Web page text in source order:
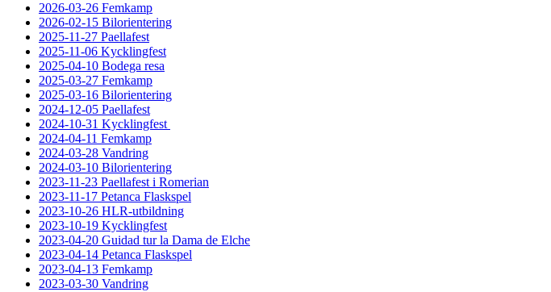
2026-03-26 Femkamp
2026-02-15 Bilorientering
2025-11-27 Paellafest
2025-11-06 Kycklingfest
2025-04-10 Bodega resa
2025-03-27 Femkamp
2025-03-16 Bilorientering
2024-12-05 Paellafest
2024-10-31 Kycklingfest
2024-04-11 Femkamp
2024-03-28 Vandring
2024-03-10 Bilorientering
2023-11-23 Paellafest i Romerian
2023-11-17 Petanca Flaskspel
2023-10-26 HLR-utbildning
2023-10-19 Kycklingfest
2023-04-20 Guidad tur la Dama de Elche
2023-04-14 Petanca Flaskspel
2023-04-13 Femkamp
2023-03-30 Vandring